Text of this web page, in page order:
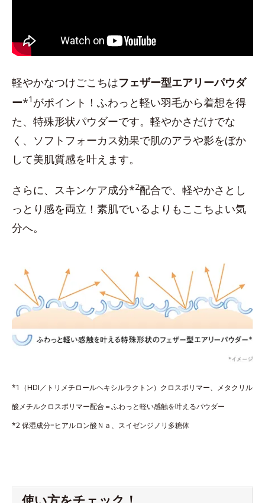
軽やかなつけごこちはフェザー型エアリーパウダ
ー*1 がポイント！ふわっと軽い羽毛から着想を得
た、特殊形状パウダーです。軽やかさだけでな
く、ソフトフォーカス効果で肌のアラや影をぼか
して美肌質感を叶えます。
さらに、スキンケア成分*2配合で、軽やかさとし
っとり感を両立！素肌でいるよりもここちよい気
分へ。
*1（HDI／トリメチロールヘキシルラクトン）クロスポリマー、メタクリル
酸メチルクロスポリマー配合＝ふわっと軽い感触を叶えるパウダー
*2 保湿成分=ヒアルロン酸Ｎａ、スイゼンジノリ多糖体